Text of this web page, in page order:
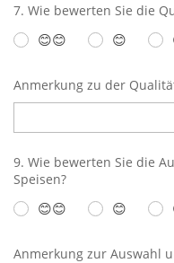
7. Wie bewerten Sie die
😊😊 😊
Anmerkung zu der
9. Wie bewerten Sie die
Speisen?
😊😊 😊
Anmerkung zur Auswahl